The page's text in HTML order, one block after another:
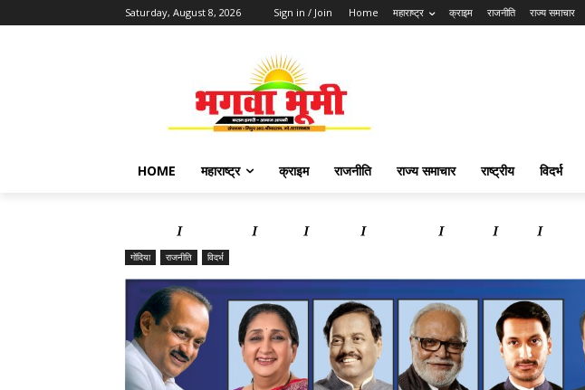
Saturday, August 8, 2026 Sign in / Join Home महाराष्ट्र क्राइम राजनीति राज्य समाचार
HOME महाराष्ट्र क्राइम राजनीति राज्य समाचार राष्ट्रीय विदर्भ
गोंदिया राजनीति विदर्भ